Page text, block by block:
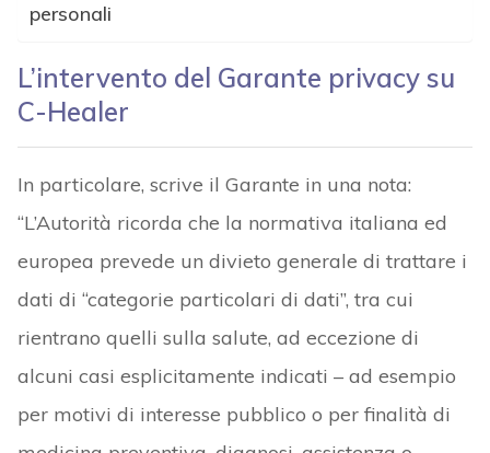
personali
L’intervento del Garante privacy su
C-Healer
In particolare, scrive il Garante in una nota:
“L’Autorità ricorda che la normativa italiana ed
europea prevede un divieto generale di trattare i
dati di “categorie particolari di dati”, tra cui
rientrano quelli sulla salute, ad eccezione di
alcuni casi esplicitamente indicati – ad esempio
per motivi di interesse pubblico o per finalità di